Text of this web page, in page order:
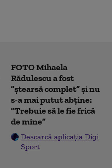
FOTO Mihaela
Rădulescu a fost
”ștearsă complet” și nu
s-a mai putut abține:
”Trebuie să le fie frică
de mine”
Descarcă aplicația Digi
Sport